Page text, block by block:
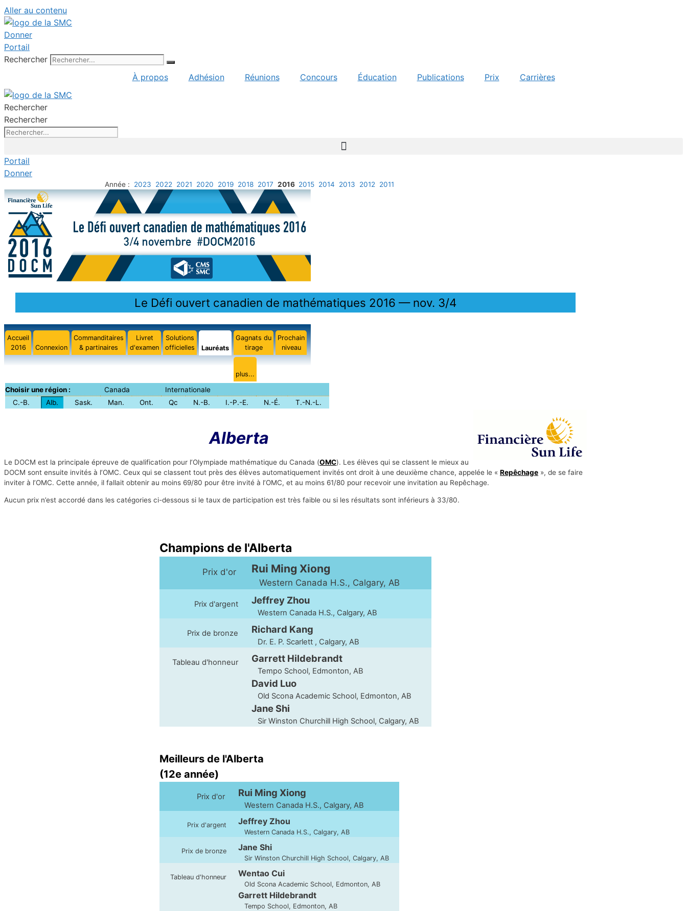
Aller au contenu
Donner
Portail
Rechercher
À propos
Adhésion Réunions Concours Éducation Publications Prix Carrières
Rechercher
Rechercher
Portail
Donner
Année : 2023 2022 2021 2020 2019 2018 2017 2016 2015 2014 2013 2012 2011
Le Défi ouvert canadien de mathématiques 2016 — nov. 3/4
Accueil
2016
Connexion
Commanditaires
& partinaires
Livret
d'examen
Solutions
officielles
Lauréats
Gagnats du
tirage
Prochain
niveau
plus...
Choisir une région : Canada
Internationale
C.-B.
Alb. Sask. Man. Ont. Qc N.-B. I.-P.-E. N.-É. T.-N.-L.
Alberta
Le DOCM est la principale épreuve de qualification pour l’Olympiade mathématique du Canada (OMC). Les élèves qui se classent le mieux au
DOCM sont ensuite invités à l’OMC. Ceux qui se classent tout près des élèves automatiquement invités ont droit à une deuxième chance, appelée le « Repêchage », de se faire
inviter à l’OMC. Cette année, il fallait obtenir au moins 69/80 pour être invité à l’OMC, et au moins 61/80 pour recevoir une invitation au Repêchage.
Aucun prix n’est accordé dans les catégories ci-dessous si le taux de participation est très faible ou si les résultats sont inférieurs à 33/80.
Champions de l'Alberta
Prix d'or Rui Ming Xiong
Western Canada H.S., Calgary, AB
Prix d'argent Jeffrey Zhou
Western Canada H.S., Calgary, AB
Prix de bronze Richard Kang
Dr. E. P. Scarlett , Calgary, AB
Tableau d'honneur Garrett Hildebrandt
Tempo School, Edmonton, AB
David Luo
Old Scona Academic School, Edmonton, AB
Jane Shi
Sir Winston Churchill High School, Calgary, AB
Meilleurs de l'Alberta
(12e année)
Prix d'or Rui Ming Xiong
Western Canada H.S., Calgary, AB
Prix d'argent Jeffrey Zhou
Western Canada H.S., Calgary, AB
Prix de bronze Jane Shi
Sir Winston Churchill High School, Calgary, AB
Tableau d'honneur Wentao Cui
Old Scona Academic School, Edmonton, AB
Garrett Hildebrandt
Tempo School, Edmonton, AB